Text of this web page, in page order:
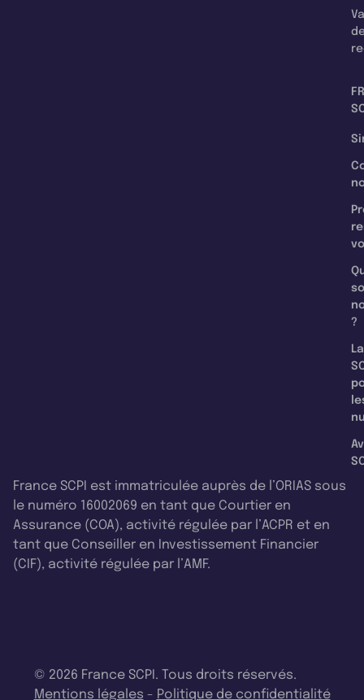
?
La
France SCPI est immatriculée auprès de l’ORIAS sous
le numéro 16002069 en tant que Courtier en
Assurance (COA), activité régulée par l’ACPR et en
tant que Conseiller en Investissement Financier
(CIF), activité régulée par l’AMF.
© 2026 France SCPI. Tous droits réservés.
Mentions légales - Politique de confidentialité